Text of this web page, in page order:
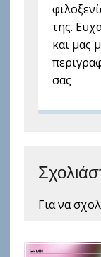
της.
και μας
σας
Για να